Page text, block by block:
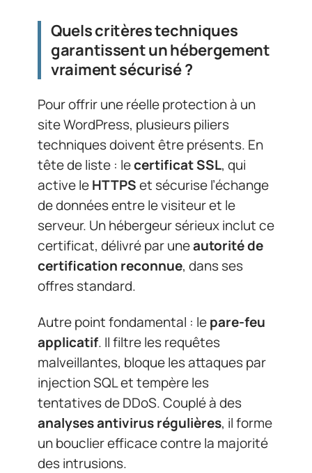
Quels critères techniques
garantissent un hébergement
vraiment sécurisé ?
Pour offrir une réelle protection à un
site WordPress, plusieurs piliers
techniques doivent être présents. En
tête de liste : lecertificat SSL, qui
active leHTTPSet sécurise l’échange
de données entre le visiteur et le
serveur. Un hébergeur sérieux inclut ce
certificat, délivré par uneautorité de
certification reconnue, dans ses
offres standard.
Autre point fondamental : lepare-feu
applicatif. Il filtre les requêtes
malveillantes, bloque les attaques par
injection SQL et tempère les
tentatives de DDoS. Couplé à des
analyses antivirus régulières, il forme
un bouclier efficace contre la majorité
des intrusions.